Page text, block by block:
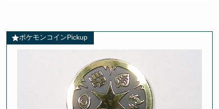
ポケモンコインPickup